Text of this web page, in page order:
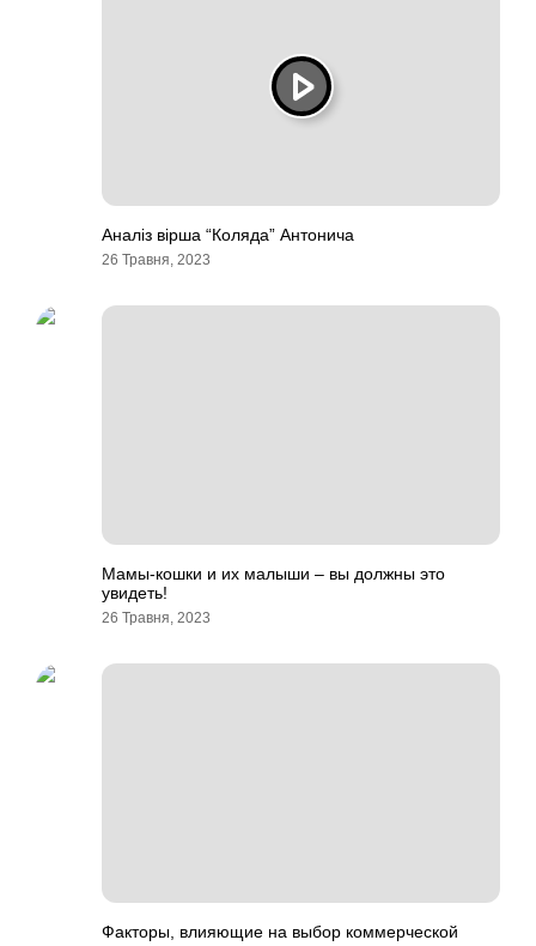
Аналіз вірша “Коляда” Антонича
26 Травня, 2023
Мамы-кошки и их малыши – вы должны это
увидеть!
26 Травня, 2023
Факторы, влияющие на выбор коммерческой